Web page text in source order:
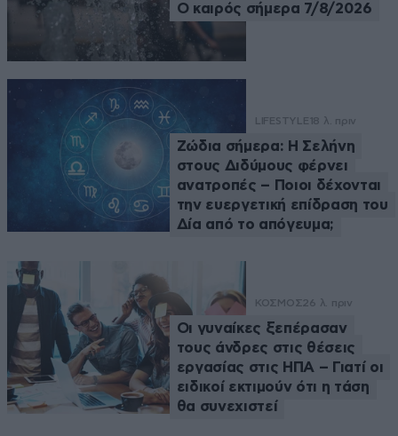
Ο καιρός σήμερα 7/8/2026
LIFESTYLE 18 λ. πριν
Ζώδια σήμερα: Η Σελήνη
στους Διδύμους φέρνει
ανατροπές – Ποιοι δέχονται
την ευεργετική επίδραση του
Δία από το απόγευμα;
ΚΟΣΜΟΣ26 λ. πριν
Οι γυναίκες ξεπέρασαν
τους άνδρες στις θέσεις
εργασίας στις ΗΠΑ – Γιατί οι
ειδικοί εκτιμούν ότι η τάση
θα συνεχιστεί